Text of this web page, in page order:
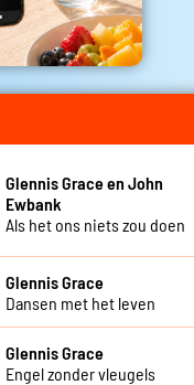
Glennis Grace en John
Ewbank
Als het ons niets zou doen
Glennis Grace
Dansen met het leven
Glennis Grace
Engel zonder vleugels